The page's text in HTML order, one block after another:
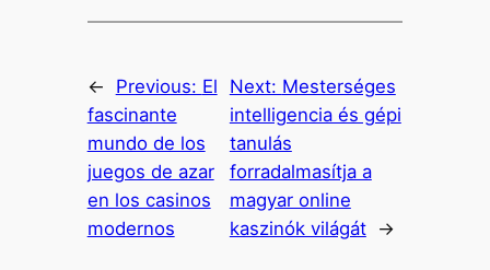
← Previous: El
fascinante
mundo de los
juegos de azar
en los casinos
modernos
Next: Mesterséges
intelligencia és gépi
tanulás
forradalmasítja a
magyar online
kaszinók világát
→